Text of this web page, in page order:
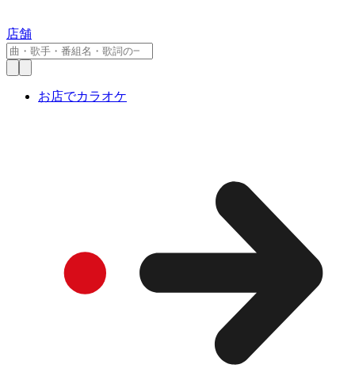
店舗
お店でカラオケ